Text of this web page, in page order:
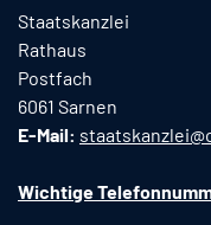
Staatskanzlei
Rathaus
Postfach
6061 Sarnen
E-Mail:
Wichtige